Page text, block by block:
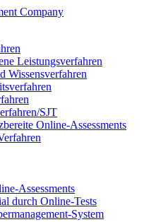
Leistungsverfahren
Wissensverfahren
SJT
Online-Assessments
Assessments
durch Online-Tests
System